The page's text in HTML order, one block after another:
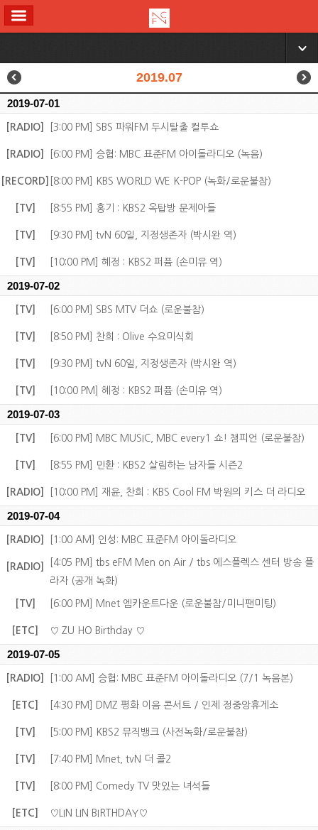
▼
2019.07
2019-07-01
[RADIO] [3:00 PM] SBS 파워FM 두시탈출 컬투쇼
[RADIO] [6:00 PM] 승협: MBC 표준FM 아이돌라디오 (녹음)
[RECORD] [8:00 PM] KBS WORLD WE K-POP (녹화/로운불참)
[TV] [8:55 PM] 홍기 : KBS2 옥탑방 문제아들
[TV] [9:30 PM] tvN 60일, 지정생존자 (박시완 역)
[TV] [10:00 PM] 혜정 : KBS2 퍼퓸 (손미유 역)
2019-07-02
[TV] [6:00 PM] SBS MTV 더쇼 (로운불참)
[TV] [8:50 PM] 찬희 : Olive 수요미식회
[TV] [9:30 PM] tvN 60일, 지정생존자 (박시완 역)
[TV] [10:00 PM] 혜정 : KBS2 퍼퓸 (손미유 역)
2019-07-03
[TV] [6:00 PM] MBC MUSIC, MBC every1 쇼! 챔피언 (로운불참)
[TV] [8:55 PM] 민환 : KBS2 살림하는 남자들 시즌2
[RADIO] [10:00 PM] 재윤, 찬희 : KBS Cool FM 박원의 키스 더 라디오
2019-07-04
[RADIO] [1:00 AM] 인성: MBC 표준FM 아이돌라디오
[RADIO]
[4:05 PM] tbs eFM Men on Air / tbs 에스플렉스 센터 방송 플
라자 (공개 녹화)
[TV] [6:00 PM] Mnet 엠카운트다운 (로운불참/미니팬미팅)
[ETC] ♡ ZU HO Birthday ♡
2019-07-05
[RADIO] [1:00 AM] 승협: MBC 표준FM 아이돌라디오 (7/1 녹음본)
[ETC] [4:30 PM] DMZ 평화 이음 콘서트 / 인제 정중앙휴게소
[TV] [5:00 PM] KBS2 뮤직뱅크 (사전녹화/로운불참)
[TV] [7:40 PM] Mnet, tvN 더 콜2
[TV] [8:00 PM] Comedy TV 맛있는 녀석들
[ETC] ♡LIN LIN BIRTHDAY♡